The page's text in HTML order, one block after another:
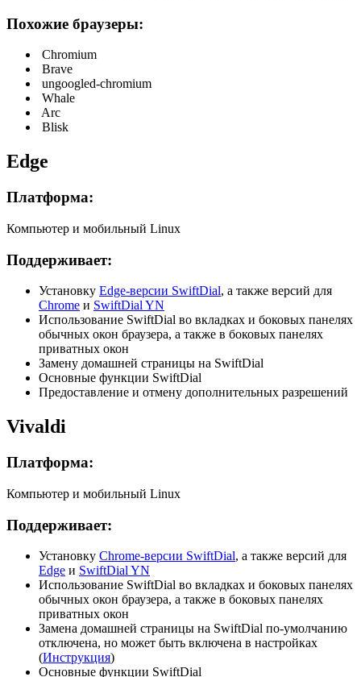
Похожие браузеры:
Chromium
Brave
ungoogled-chromium
Whale
Arc
Blisk
Edge
Платформа:
Компьютер и мобильный Linux
Поддерживает:
Установку Edge-версии SwiftDial, а также версий для
Chrome и SwiftDial YN
Использование SwiftDial во вкладках и боковых панелях
обычных окон браузера, а также в боковых панелях
приватных окон
Замену домашней страницы на SwiftDial
Основные функции SwiftDial
Предоставление и отмену дополнительных разрешений
Vivaldi
Платформа:
Компьютер и мобильный Linux
Поддерживает:
Установку Chrome-версии SwiftDial, а также версий для
Edge и SwiftDial YN
Использование SwiftDial во вкладках и боковых панелях
обычных окон браузера, а также в боковых панелях
приватных окон
Замена домашней страницы на SwiftDial по-умолчанию
отключена, но может быть включена в настройках
(Инструкция)
Основные функции SwiftDial